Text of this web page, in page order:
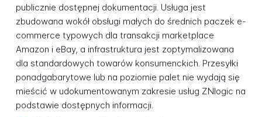
publicznie dostępnej dokumentacji. Usługa jest
zbudowana wokół obsługi małych do średnich paczek e-
commerce typowych dla transakcji marketplace
Amazon i eBay, a infrastruktura jest zoptymalizowana
dla standardowych towarów konsumenckich. Przesyłki
ponadgabarytowe lub na poziomie palet nie wydają się
mieścić w udokumentowanym zakresie usług ZNlogic na
podstawie dostępnych informacji.